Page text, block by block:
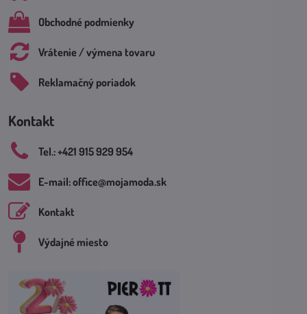
Obchodné podmienky
Vrátenie / výmena tovaru
Reklamačný poriadok
Kontakt
Tel​.: +421 915 929 954
E-mail: office​@mojamoda​.sk
Kontakt
Výdajné miesto